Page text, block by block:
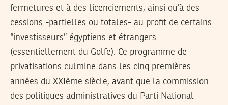
fermetures et à des licenciements, ainsi qu’à des
cessions -partielles ou totales- au profit de certains
‘’investisseurs’’ égyptiens et étrangers
(essentiellement du Golfe). Ce programme de
privatisations culmine dans les cinq premières
années du XXIème siècle, avant que la commission
des politiques administratives du Parti National